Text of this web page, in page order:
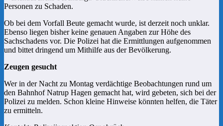
Personen zu Schaden.
Ob bei dem Vorfall Beute gemacht wurde, ist derzeit noch unklar.
Ebenso liegen bisher keine genauen Angaben zur Höhe des
Sachschadens vor. Die Polizei hat die Ermittlungen aufgenommen
und bittet dringend um Mithilfe aus der Bevölkerung.
Zeugen gesucht
Wer in der Nacht zu Montag verdächtige Beobachtungen rund um
den Bahnhof Natrup Hagen gemacht hat, wird gebeten, sich bei der
Polizei zu melden. Schon kleine Hinweise könnten helfen, die Täter
zu ermitteln.